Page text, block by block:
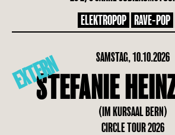
ELEKTROPOP RAVE-POP
SAMSTAG, 10.10.2026
EXTERNSTEFANIE
(IM KURSAAL BERN)
CIRCLE TOUR 2026